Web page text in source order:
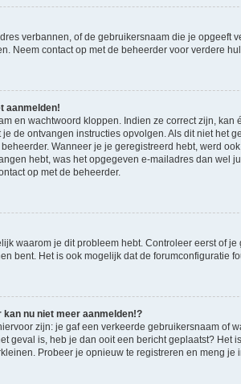
verbannen, of de gebruikersnaam die je
Neem contact op met de beheerder voor verdere
aanmelden!
en wachtwoord kloppen. Indien ze correct zijn,
de ontvangen instructies opvolgen. Als dit niet het
Wanneer je je geregistreerd hebt, werd
hebt, was het opgegeven e-mailadres dan wel
op met de beheerder.
waarom je dit probleem hebt. Controleer eerst of
bent. Het is ook mogelijk dat de forumconfiguratie
kan nu niet meer aanmelden!?
zijn: je gaf een verkeerde gebruikersnaam
geval is, heb je dan ooit een bericht geplaatst?
Probeer je opnieuw te registreren en meng je